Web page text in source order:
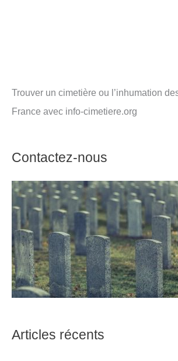
Trouver un cimetière ou l’inhumation
France avec info-cimetiere.org
Contactez-nous
Articles récents